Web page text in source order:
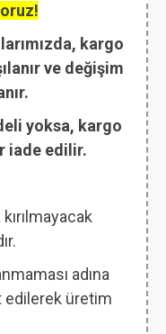
kargo
ve değişim
yoksa, kargo
iade edilir.
adına
üretim